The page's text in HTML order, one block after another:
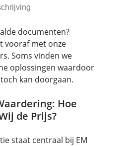
documenten?
vooraf met onze
Soms vinden we
oplossingen waardoor
kan doorgaan.
Hoe
de Prijs?
staat centraal bij EM